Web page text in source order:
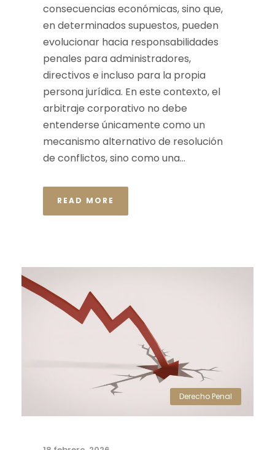
consecuencias económicas, sino que,
en determinados supuestos, pueden
evolucionar hacia responsabilidades
penales para administradores,
directivos e incluso para la propia
persona jurídica. En este contexto, el
arbitraje corporativo no debe
entenderse únicamente como un
mecanismo alternativo de resolución
de conflictos, sino como una...
READ MORE
Derecho Penal